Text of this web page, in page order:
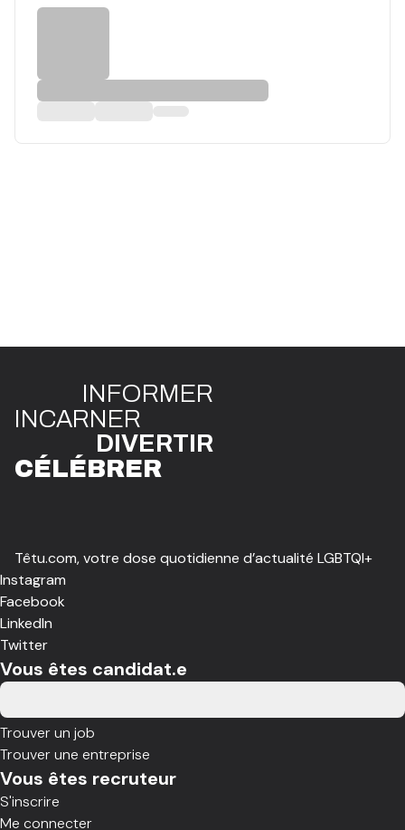
INFORMER
INCARNER
DIVERTIR
CÉLÉBRER
Têtu.com, votre dose quotidienne d’actualité LGBTQI+
Instagram
Facebook
LinkedIn
Twitter
Vous êtes candidat.e
Trouver un job
Trouver une entreprise
Vous êtes recruteur
S'inscrire
Me connecter